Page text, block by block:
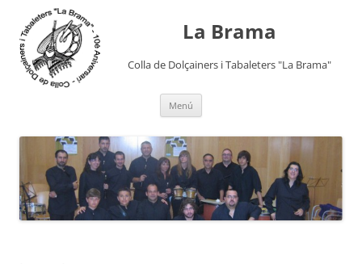
contingut La Brama
Colla de Dolçainers i Tabaleters "La Brama"
Menú